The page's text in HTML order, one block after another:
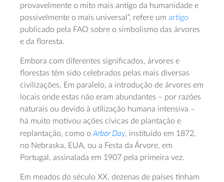
provavelmente o mito mais antigo da humanidade e
possivelmente o mais universal”, refere um artigo
publicado pela FAO sobre o simbolismo das árvores
e da floresta.
Embora com diferentes significados, árvores e
florestas têm sido celebrados pelas mais diversas
civilizações. Em paralelo, a introdução de árvores em
locais onde estas não eram abundantes – por razões
naturais ou devido à utilização humana intensiva –
há muito motivou ações cívicas de plantação e
replantação, como oArbor Day, instituído em 1872,
no Nebraska, EUA, ou a Festa da Árvore, em
Portugal, assinalada em 1907 pela primeira vez.
Em meados do século XX, dezenas de países tinham